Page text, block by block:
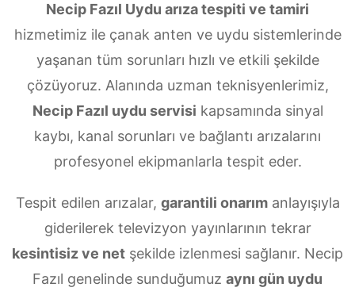
Necip Fazıl Uydu arıza tespiti ve tamiri
hizmetimiz ile çanak anten ve uydu sistemlerinde
yaşanan tüm sorunları hızlı ve etkili şekilde
çözüyoruz. Alanında uzman teknisyenlerimiz,
Necip Fazıl uydu servisi kapsamında sinyal
kaybı, kanal sorunları ve bağlantı arızalarını
profesyonel ekipmanlarla tespit eder.
Tespit edilen arızalar, garantili onarımanlayışıyla
giderilerek televizyon yayınlarının tekrar
kesintisiz ve net şekilde izlenmesi sağlanır. Necip
Fazıl genelinde sunduğumuz aynı gün uydu